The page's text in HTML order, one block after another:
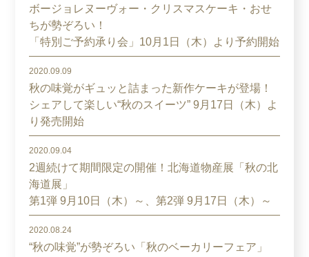
ボージョレヌーヴォー・クリスマスケーキ・おせ
ちが勢ぞろい！
「特別ご予約承り会」10月1日（木）より予約開始
2020.09.09
秋の味覚がギュッと詰まった新作ケーキが登場！
シェアして楽しい“秋のスイーツ” 9月17日（木）よ
り発売開始
2020.09.04
2週続けて期間限定の開催！北海道物産展「秋の北
海道展」
第1弾 9月10日（木）～、第2弾 9月17日（木）～
2020.08.24
“秋の味覚”が勢ぞろい「秋のベーカリーフェア」